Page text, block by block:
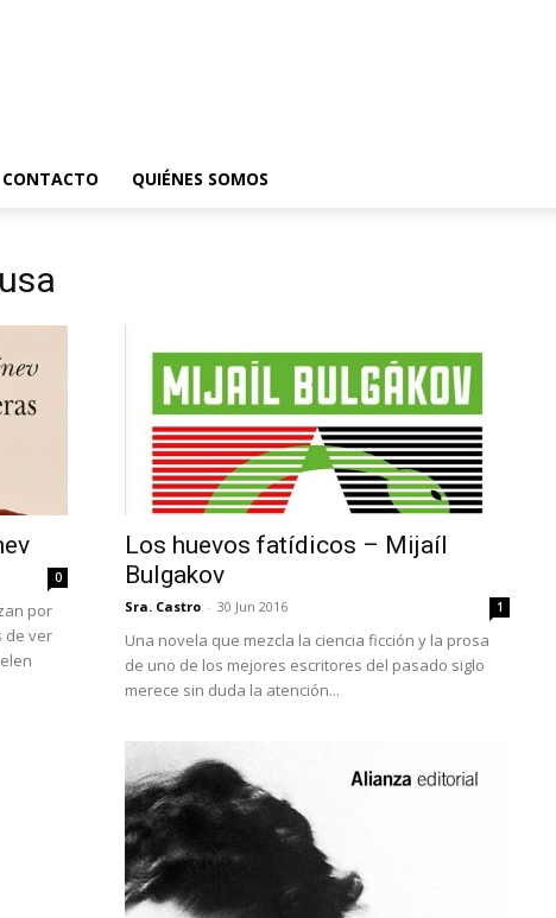
CONTACTO QUIÉNES SOMOS
0
por
de ver
Los huevos fatídicos – Mijaíl
Bulgakov
Sra. Castro - 30 Jun 2016 1
Una novela que mezcla la ciencia ficción y la prosa
de uno de los mejores escritores del pasado siglo
merece sin duda la atención...